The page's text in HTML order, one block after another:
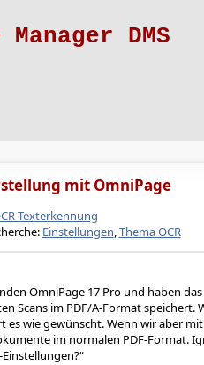
DMS
mit OmniPage
Texterkennung
Einstellungen,Thema OCR
OmniPage 17 Pro und haben
Scans im PDF/A-Format
es wie gewünscht. Wenn wir aber
im normalen PDF-Format.